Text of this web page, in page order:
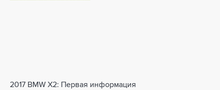
2017 BMW X2: Первая информация